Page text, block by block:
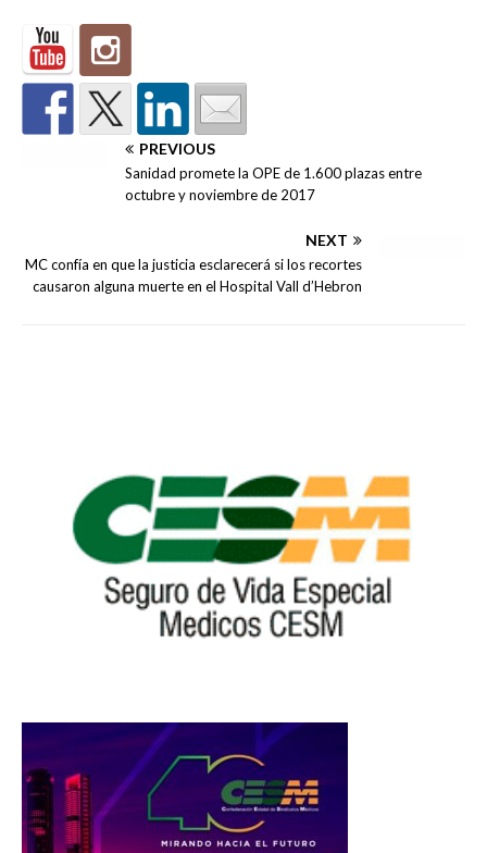
PREVIOUS
Sanidad promete la OPE de 1.600 plazas entre
octubre y noviembre de 2017
NEXT
MC confía en que la justicia esclarecerá si los recortes
causaron alguna muerte en el Hospital Vall d’Hebron